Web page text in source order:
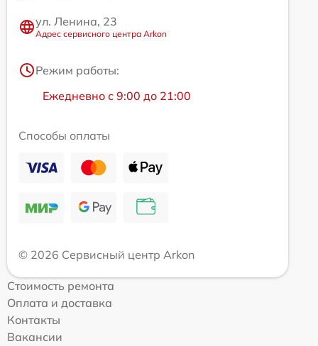
ул. Ленина, 23
Адрес сервисного центра Arkon
Режим работы:
Ежедневно с 9:00 до 21:00
Способы оплаты
© 2026 Сервисный центр Arkon
Стоимость ремонта
Оплата и доставка
Контакты
Вакансии